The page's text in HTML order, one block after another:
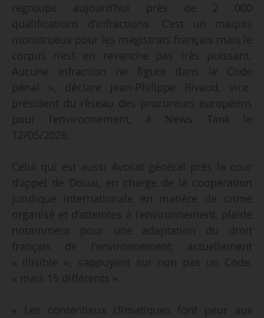
regroupe aujourd’hui près de 2 000
qualifications d’infractions. C’est un maquis
monstrueux pour les magistrats français mais le
corpus n’est en revanche pas très puissant.
Aucune infraction ne figure dans le Code
pénal », déclare Jean-Philippe Rivaud, vice-
président du réseau des procureurs européens
pour l’environnement, à News Tank le
12/05/2026.
Celui qui est aussi Avocat général près la cour
d’appel de Douai, en charge de la coopération
juridique internationale en matière de crime
organisé et d’atteintes à l’environnement, plaide
notamment pour une adaptation du droit
français de l’environnement, actuellement
« illisible », s’appuyant sur non pas un Code,
« mais 15 différents ».
« Les contentieux climatiques font peur aux